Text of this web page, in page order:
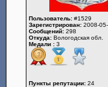
Пользователь: #1529
Зарегистрирован: 2008-
Сообщений: 298
Откуда: Вологодская обл.
Медали : 3
Пункты репутации: 24